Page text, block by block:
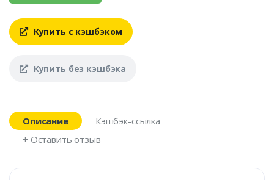
Купить с кэшбэком
Купить без кэшбэка
Описание
Кэшбэк-ссылка
+ Оставить отзыв